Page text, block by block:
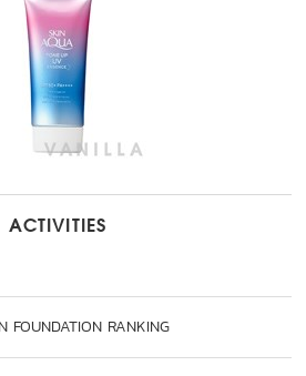
ACTIVITIES
FOUNDATION RANKING